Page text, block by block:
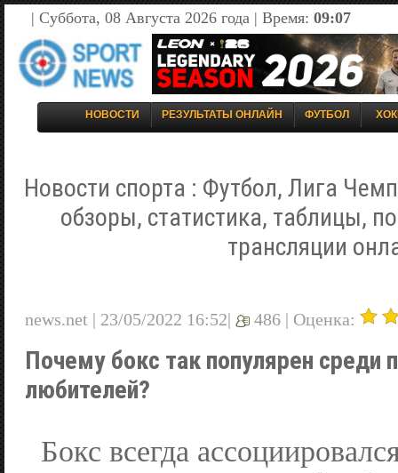
| Суббота, 08 Августа 2026 года | Время: 09:07
НОВОСТИ РЕЗУЛЬТАТЫ ОНЛАЙН ФУТБОЛ
Новости спорта : Футбол, Лига
обзоры, статистика, таблицы,
трансляции
news.net | 23/05/2022 16:52| 486 | Оценка:
Почему бокс так популярен среди
любителей?
Бокс всегда